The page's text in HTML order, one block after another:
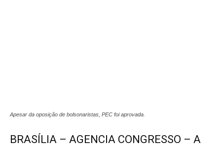
Apesar da oposição de bolsonaristas, PEC foi aprovada.
BRASÍLIA – AGENCIA CONGRESSO – A